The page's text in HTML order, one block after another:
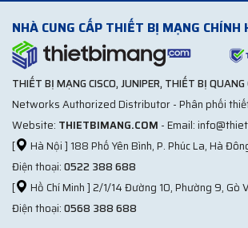
NHÀ CUNG CẤP THIẾT BỊ MẠNG CHÍNH
THIẾT BỊ MẠNG CISCO, JUNIPER, THIẾT BỊ QUANG
Networks Authorized Distributor - Phân phối
Website: THIETBIMANG.COM - Email:
[
Hà Nội ] 188 Phố Yên Bình, P. Phúc La, Hà
Điện thoại:0522 388 688
[
Hồ Chí Minh ] 2/1/14 Đường 10, Phường 9, Gò
Điện thoại:0568 388 688